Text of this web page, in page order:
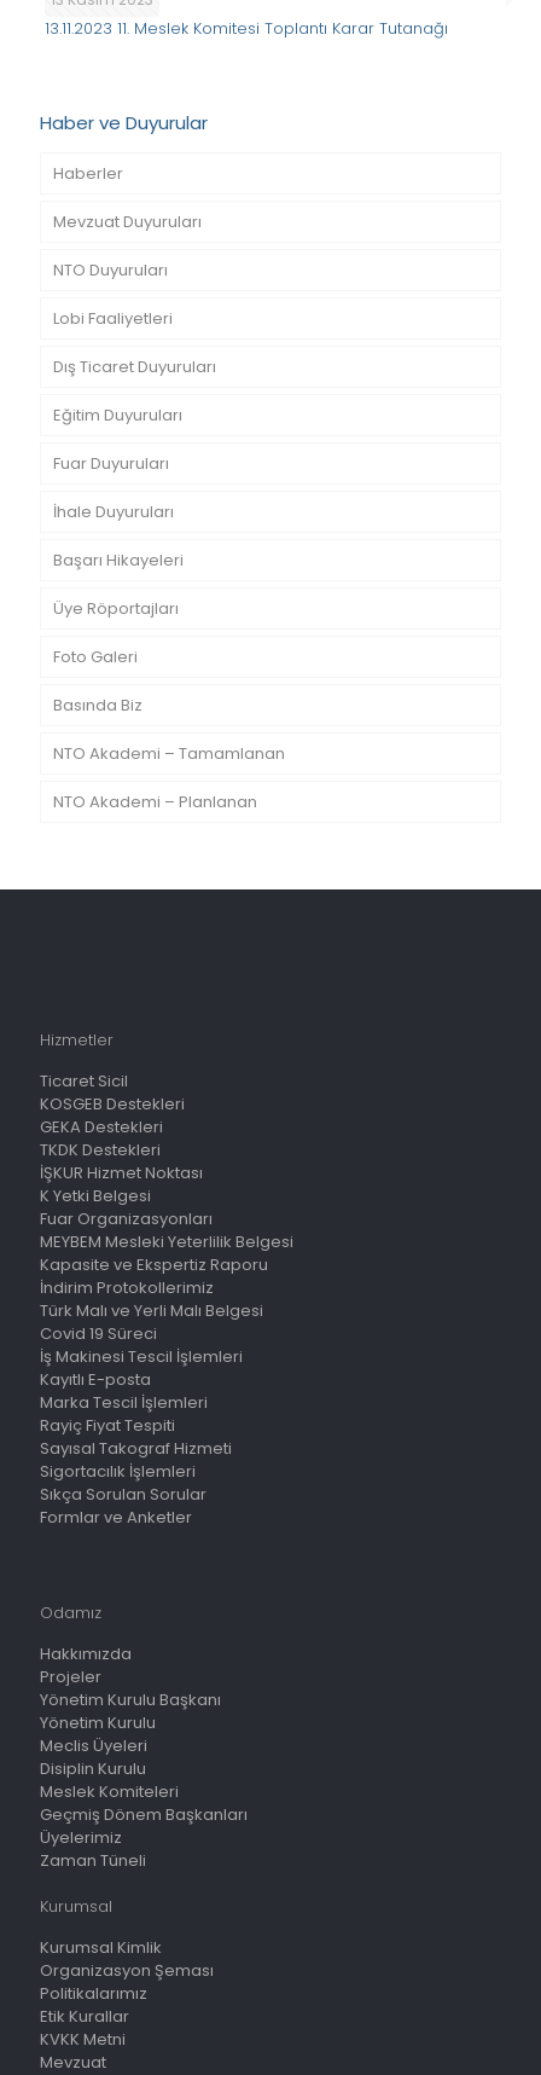
13.11.2023 11. Meslek Komitesi Toplantı Karar Tutanağı
Haber ve Duyurular
Haberler
Mevzuat Duyuruları
NTO Duyuruları
Lobi Faaliyetleri
Dış Ticaret Duyuruları
Eğitim Duyuruları
Fuar Duyuruları
İhale Duyuruları
Başarı Hikayeleri
Üye Röportajları
Foto Galeri
Basında Biz
NTO Akademi – Tamamlanan
NTO Akademi – Planlanan
Hizmetler
Ticaret Sicil
KOSGEB Destekleri
GEKA Destekleri
TKDK Destekleri
İŞKUR Hizmet Noktası
K Yetki Belgesi
Fuar Organizasyonları
MEYBEM Mesleki Yeterlilik Belgesi
Kapasite ve Ekspertiz Raporu
İndirim Protokollerimiz
Türk Malı ve Yerli Malı Belgesi
Covid 19 Süreci
İş Makinesi Tescil İşlemleri
Kayıtlı E-posta
Marka Tescil İşlemleri
Rayiç Fiyat Tespiti
Sayısal Takograf Hizmeti
Sigortacılık İşlemleri
Sıkça Sorulan Sorular
Formlar ve Anketler
Odamız
Hakkımızda
Projeler
Yönetim Kurulu Başkanı
Yönetim Kurulu
Meclis Üyeleri
Disiplin Kurulu
Meslek Komiteleri
Geçmiş Dönem Başkanları
Üyelerimiz
Zaman Tüneli
Kurumsal
Kurumsal Kimlik
Organizasyon Şeması
Politikalarımız
Etik Kurallar
KVKK Metni
Mevzuat